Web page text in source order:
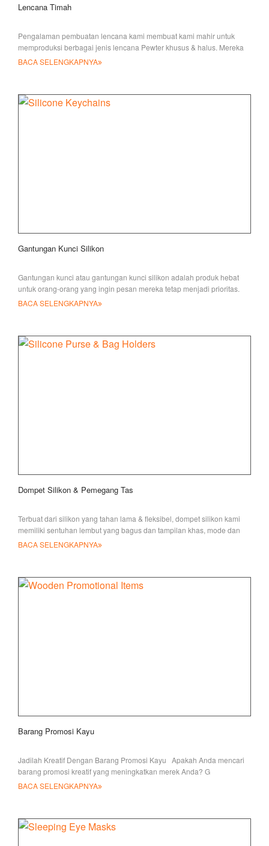
Lencana Timah
Pengalaman pembuatan lencana kami membuat kami mahir untuk
memproduksi berbagai jenis lencana Pewter khusus & halus. Mereka
adalah
BACA SELENGKAPNYA
Gantungan Kunci Silikon
Gantungan kunci atau gantungan kunci silikon adalah produk hebat
untuk orang-orang yang ingin pesan mereka tetap menjadi prioritas.
Koleksi ke ini
BACA SELENGKAPNYA
Dompet Silikon & Pemegang Tas
Terbuat dari silikon yang tahan lama & fleksibel, dompet silikon kami
memiliki sentuhan lembut yang bagus dan tampilan khas, mode dan
bentuknya yang lucu
BACA SELENGKAPNYA
Barang Promosi Kayu
Jadilah Kreatif Dengan Barang Promosi Kayu Apakah Anda mencari
barang promosi kreatif yang meningkatkan merek Anda? G
BACA SELENGKAPNYA